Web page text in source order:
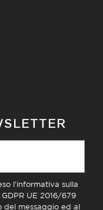
l'informativa sulla
UE 2016/679
del messaggio ed al